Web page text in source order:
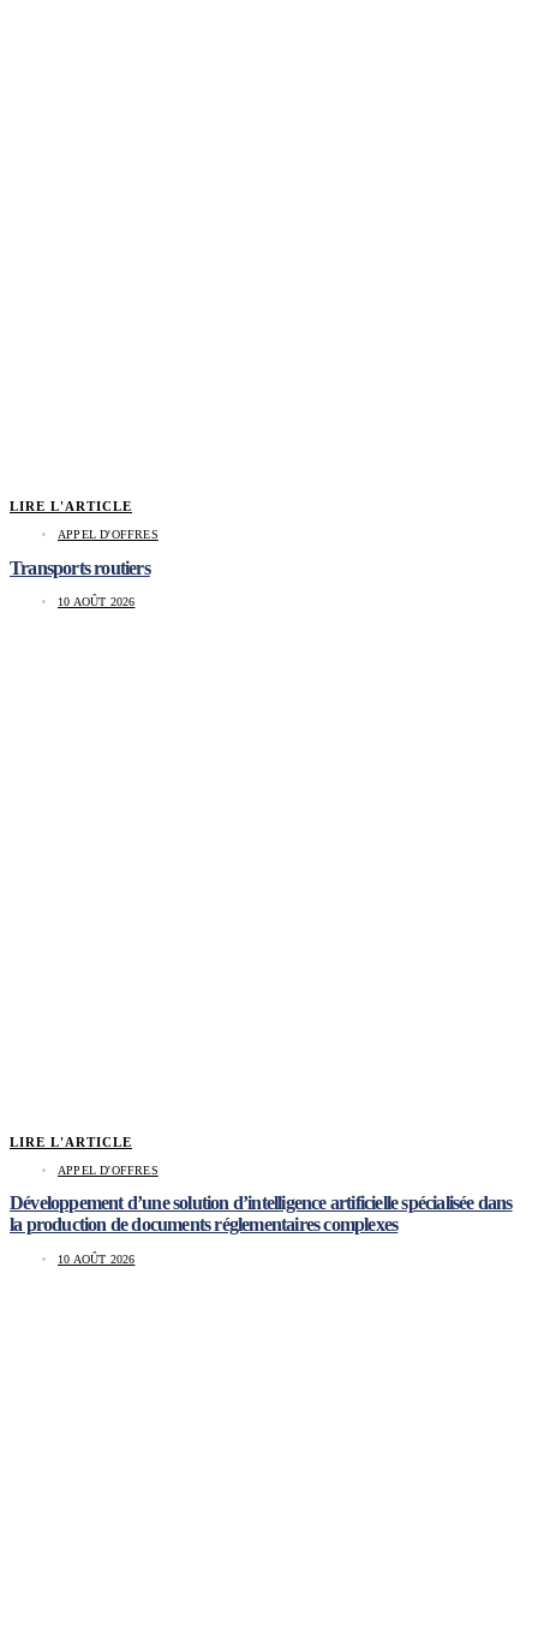
LIRE L'ARTICLE
APPEL D'OFFRES
Transports routiers
10 AOÛT 2026
LIRE L'ARTICLE
APPEL D'OFFRES
Développement d’une solution d’intelligence artificielle spécialisée dans
la production de documents réglementaires complexes
10 AOÛT 2026